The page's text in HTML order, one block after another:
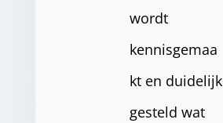
wordt
kennisgemaa
kt en duidelijk
gesteld wat